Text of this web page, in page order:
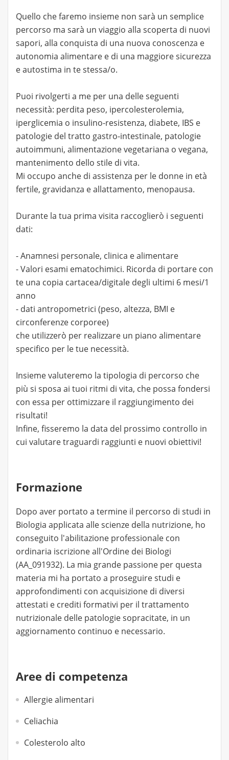
Quello che faremo insieme non sarà un semplice
percorso ma sarà un viaggio alla scoperta di nuovi
sapori, alla conquista di una nuova conoscenza e
autonomia alimentare e di una maggiore sicurezza
e autostima in te stessa/o.
Puoi rivolgerti a me per una delle seguenti
necessità: perdita peso, ipercolesterolemia,
iperglicemia o insulino-resistenza, diabete, IBS e
patologie del tratto gastro-intestinale, patologie
autoimmuni, alimentazione vegetariana o vegana,
mantenimento dello stile di vita.
Mi occupo anche di assistenza per le donne in età
fertile, gravidanza e allattamento, menopausa.
Durante la tua prima visita raccoglierò i seguenti
dati:
- Anamnesi personale, clinica e alimentare
- Valori esami ematochimici. Ricorda di portare con
te una copia cartacea/digitale degli ultimi 6 mesi/1
anno
- dati antropometrici (peso, altezza, BMI e
circonferenze corporee)
che utilizzerò per realizzare un piano alimentare
specifico per le tue necessità.
Insieme valuteremo la tipologia di percorso che
più si sposa ai tuoi ritmi di vita, che possa fondersi
con essa per ottimizzare il raggiungimento dei
risultati!
Infine, fisseremo la data del prossimo controllo in
cui valutare traguardi raggiunti e nuovi obiettivi!
Formazione
Dopo aver portato a termine il percorso di studi in
Biologia applicata alle scienze della nutrizione, ho
conseguito l'abilitazione professionale con
ordinaria iscrizione all'Ordine dei Biologi
(AA_091932). La mia grande passione per questa
materia mi ha portato a proseguire studi e
approfondimenti con acquisizione di diversi
attestati e crediti formativi per il trattamento
nutrizionale delle patologie sopracitate, in un
aggiornamento continuo e necessario.
Aree di competenza
Allergie alimentari
Celiachia
Colesterolo alto